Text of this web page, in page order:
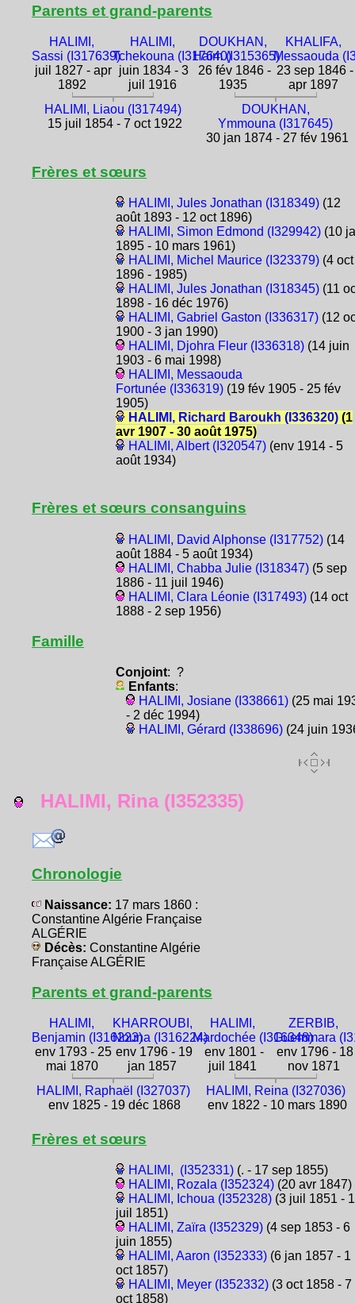
Parents et grand-parents
HALIMI,
Sassi (I317639)
juil 1827 - apr
1892
HALIMI,
Tchekouna (I317640)
juin 1834 - 3
juil 1916
DOUKHAN,
Haïm (I315365)
26 fév 1846 -
1935
KHALIFA,
Messaouda
23 sep 1846 -
apr 1897
HALIMI, Liaou (I317494)
15 juil 1854 - 7 oct 1922
DOUKHAN,
Ymmouna (I317645)
30 jan 1874 - 27 fév 1961
Frères et sœurs
HALIMI, Jules Jonathan (I318349)(12
août 1893 - 12 oct 1896)
HALIMI, Simon Edmond (I329942)(10
1895 - 10 mars 1961)
HALIMI, Michel Maurice (I323379)(4 oct
1896 - 1985)
HALIMI, Jules Jonathan (I318345)(11
1898 - 16 déc 1976)
HALIMI, Gabriel Gaston (I336317)(12
1900 - 3 jan 1990)
HALIMI, Djohra Fleur (I336318)(14 juin
1903 - 6 mai 1998)
HALIMI, Messaouda
Fortunée (I336319)(19 fév 1905 - 25 fév
1905)
HALIMI, Richard Baroukh (I336320)(1
avr 1907 - 30 août 1975)
HALIMI, Albert (I320547)(env 1914 - 5
août 1934)
Frères et sœurs consanguins
HALIMI, David Alphonse (I317752)(14
août 1884 - 5 août 1934)
HALIMI, Chabba Julie (I318347)(5 sep
1886 - 11 juil 1946)
HALIMI, Clara Léonie (I317493)(14 oct
1888 - 2 sep 1956)
Famille
Conjoint: ?
Enfants:
HALIMI, Josiane (I338661)(25 mai
- 2 déc 1994)
HALIMI, Gérard (I338696)(24 juin
HALIMI, Rina (I352335)
Chronologie
Naissance: 17 mars 1860 :
Constantine Algérie Française
ALGÉRIE
Décès: Constantine Algérie
Française ALGÉRIE
Parents et grand-parents
HALIMI,
Benjamin (I316223)
env 1793 - 25
mai 1870
KHARROUBI,
Nouna (I316224)
env 1796 - 19
jan 1857
HALIMI,
Mardochée (I316348)
env 1801 -
juil 1841
ZERBIB,
Guemmara
env 1796 - 18
nov 1871
HALIMI, Raphaël (I327037)
env 1825 - 19 déc 1868
HALIMI, Reina (I327036)
env 1822 - 10 mars 1890
Frères et sœurs
HALIMI, (I352331)(. - 17 sep 1855)
HALIMI, Rozala (I352324)(20 avr 1847)
HALIMI, Ichoua (I352328)(3 juil 1851 -
juil 1851)
HALIMI, Zaïra (I352329)(4 sep 1853 - 6
juin 1855)
HALIMI, Aaron (I352333)(6 jan 1857 - 1
oct 1857)
HALIMI, Meyer (I352332)(3 oct 1858 - 7
oct 1858)